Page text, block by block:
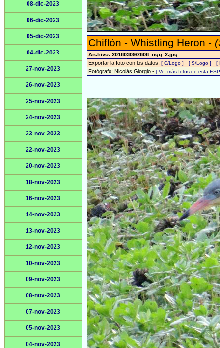
08-dic-2023
06-dic-2023
05-dic-2023
04-dic-2023
27-nov-2023
26-nov-2023
25-nov-2023
24-nov-2023
23-nov-2023
22-nov-2023
20-nov-2023
18-nov-2023
16-nov-2023
14-nov-2023
13-nov-2023
12-nov-2023
10-nov-2023
09-nov-2023
08-nov-2023
07-nov-2023
05-nov-2023
04-nov-2023
Chiflón - Whistling Heron -
Archivo: 20180309/2608_ngg_2.jpg
Exportar la foto con los datos: [ C/Logo ] - [ S/Logo ] - [
Fotógrafo: Nicolás Giorgio - [ Ver más fotos de esta